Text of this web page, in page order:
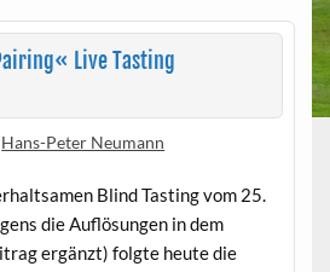
Live Tasting
Hans-Peter Neumann
Blind Tasting vom 25.
die Auflösungen in dem
ergänzt) folgte heute die